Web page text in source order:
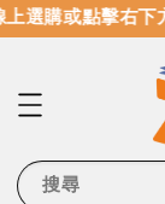
選購或點擊右下
搜尋